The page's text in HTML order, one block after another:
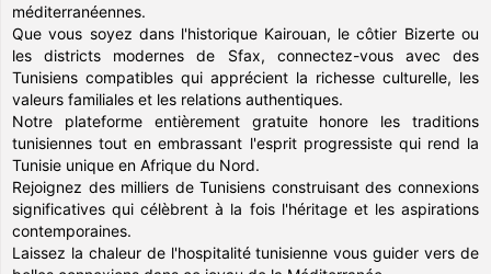
méditerranéennes.
Que vous soyez dans l'historique Kairouan, le côtier Bizerte ou
les districts modernes de Sfax, connectez-vous avec des
Tunisiens compatibles qui apprécient la richesse culturelle, les
valeurs familiales et les relations authentiques.
Notre plateforme entièrement gratuite honore les traditions
tunisiennes tout en embrassant l'esprit progressiste qui rend la
Tunisie unique en Afrique du Nord.
Rejoignez des milliers de Tunisiens construisant des connexions
significatives qui célèbrent à la fois l'héritage et les aspirations
contemporaines.
Laissez la chaleur de l'hospitalité tunisienne vous guider vers de